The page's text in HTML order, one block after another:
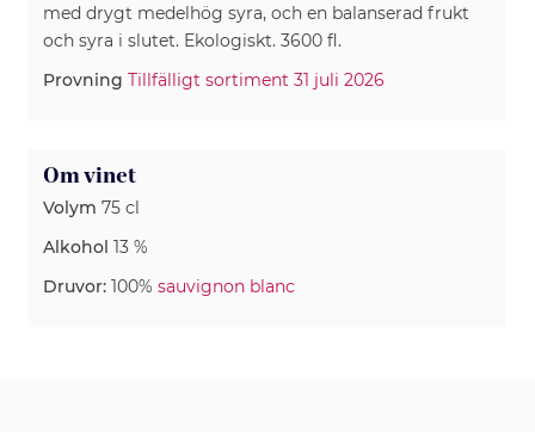
med drygt medelhög syra, och en balanserad frukt
och syra i slutet. Ekologiskt. 3600 fl.
Provning Tillfälligt sortiment 31 juli 2026
Om vinet
Volym 75 cl
Alkohol 13 %
Druvor: 100% sauvignon blanc